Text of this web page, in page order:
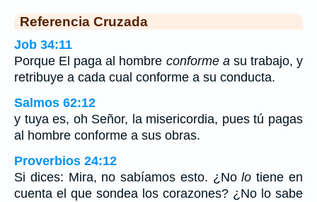
Referencia Cruzada
Job 34:11
Porque El paga al hombre conforme asu trabajo, y
retribuye a cada cual conforme a su conducta.
Salmos 62:12
y tuya es, oh Señor, la misericordia, pues tú pagas
al hombre conforme a sus obras.
Proverbios 24:12
Si dices: Mira, no sabíamos esto. ¿Nolo tiene en
cuenta el que sondea los corazones? ¿No lo sabe